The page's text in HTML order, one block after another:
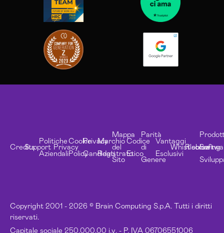
Copyright 2001 - 2026 © Brain Computing S.p.A. Tutti i diritti
riservati.
Capitale sociale 250.000,00 i.v. - P. IVA 06706551006
CreditsSupport
Politiche
Aziendali
Privacy
Cookie
Policy
Privacy
Candidati
Marchio
Registrato
Mappa
del
Sito
Codice
Etico
Parità
di
Genere
Vantaggi
Esclusivi
Whistleblowing
Risorse